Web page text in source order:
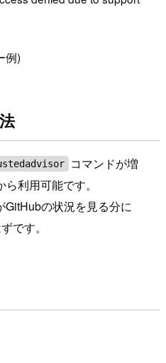
例)
コマンドが増
利用可能です。
GitHubの状況を見る分に
です。